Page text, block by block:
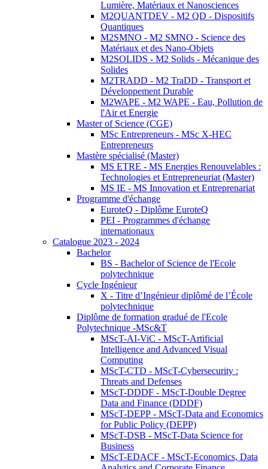
Lumière, Matériaux et Nanosciences
M2QUANTDEV - M2 QD - Dispositifs
Quantiques
M2SMNO - M2 SMNO - Science des
Matériaux et des Nano-Objets
M2SOLIDS - M2 Solids - Mécanique des
Solides
M2TRADD - M2 TraDD - Transport et
Développement Durable
M2WAPE - M2 WAPE - Eau, Pollution de
l'Air et Energie
Master of Science (CGE)
MSc Entrepreneurs - MSc X-HEC
Entrepreneurs
Mastère spécialisé (Master)
MS ETRE - MS Energies Renouvelables :
Technologies et Entrepreneuriat (Master)
MS IE - MS Innovation et Entreprenariat
Programme d'échange
EuroteQ - Diplôme EuroteQ
PEI - Programmes d'échange
internationaux
Catalogue 2023 - 2024
Bachelor
BS - Bachelor of Science de l'Ecole
polytechnique
Cycle Ingénieur
X - Titre d’Ingénieur diplômé de l’École
polytechnique
Diplôme de formation gradué de l'Ecole
Polytechnique -MSc&T
MScT-AI-ViC - MScT-Artificial
Intelligence and Advanced Visual
Computing
MScT-CTD - MScT-Cybersecurity :
Threats and Defenses
MScT-DDDF - MScT-Double Degree
Data and Finance (DDDF)
MScT-DEPP - MScT-Data and Economics
for Public Policy (DEPP)
MScT-DSB - MScT-Data Science for
Business
MScT-EDACF - MScT-Economics, Data